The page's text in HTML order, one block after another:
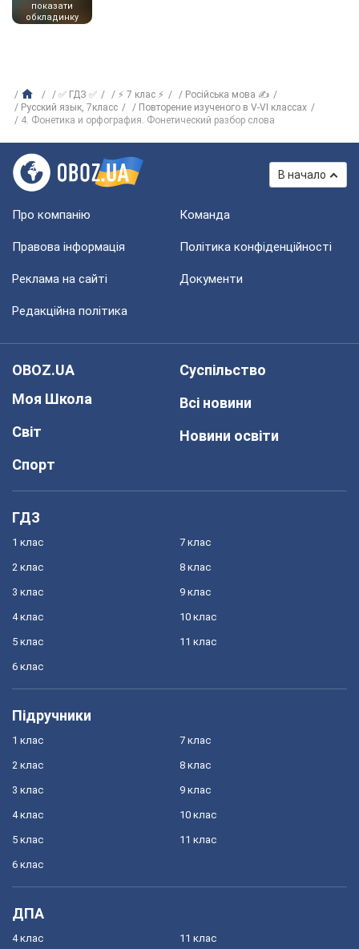
показати
обкладинку
✅ ГДЗ ✅ ⚡ 7 клас ⚡
Російська мова ✍
Русский язык, 7класс
Повторение изученого в V-VI классах
4. Фонетика и орфография. Фонетический разбор слова
В начало
Про компанію Команда
Правова інформація Політика конфіденційності
Реклама на сайті Документи
Редакційна політика
OBOZ.UA
Моя Школа
Світ
Спорт
Суспільство
Всі новини
Новини освіти
ГДЗ
1 клас
2 клас
3 клас
4 клас
5 клас
6 клас
7 клас
8 клас
9 клас
10 клас
11 клас
Підручники
1 клас
2 клас
3 клас
4 клас
5 клас
6 клас
7 клас
8 клас
9 клас
10 клас
11 клас
ДПА
4 клас 11 клас